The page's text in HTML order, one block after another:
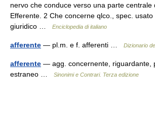
nervo che conduce verso una parte centrale
Efferente. 2 Che concerne qlco., spec.
giuridico …
Enciclopedia di italiano
afferente — pl.m. e f. afferenti … Dizionario
afferente — agg. concernente, riguardante,
estraneo …
Sinonimi e Contrari. Terza edizione